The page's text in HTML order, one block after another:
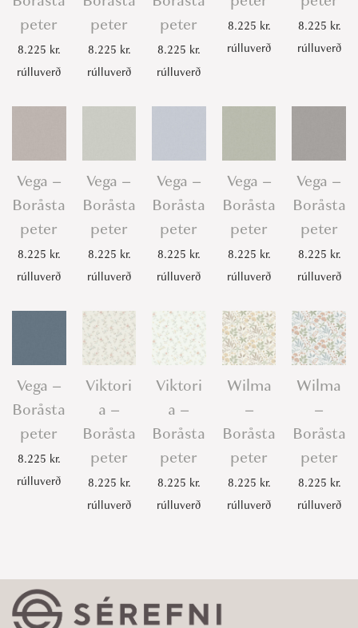
peter
8.225 kr.
rúlluverð
peter
8.225 kr.
rúlluverð
peter
8.225 kr.
rúlluverð
8.225 kr.
rúlluverð
8.225 kr.
rúlluverð
Vega –
Boråsta
peter
8.225 kr.
rúlluverð
Vega –
Boråsta
peter
8.225 kr.
rúlluverð
Vega –
Boråsta
peter
8.225 kr.
rúlluverð
Vega –
Boråsta
peter
8.225 kr.
rúlluverð
Vega –
Boråsta
peter
8.225 kr.
rúlluverð
Vega –
Boråsta
peter
8.225 kr.
rúlluverð
Viktori
a –
Boråsta
peter
8.225 kr.
rúlluverð
Viktori
a –
Boråsta
peter
8.225 kr.
rúlluverð
Wilma
–
Boråsta
peter
8.225 kr.
rúlluverð
Wilma
–
Boråsta
peter
8.225 kr.
rúlluverð